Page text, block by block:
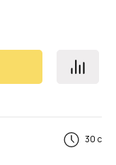
30 с